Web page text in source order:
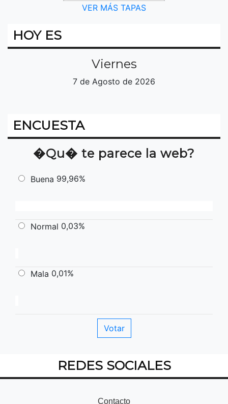
VER MÁS TAPAS
HOY ES
Viernes
7 de Agosto de 2026
ENCUESTA
�Qu� te parece la web?
Buena 99,96%
Normal 0,03%
Mala 0,01%
REDES SOCIALES
Contacto